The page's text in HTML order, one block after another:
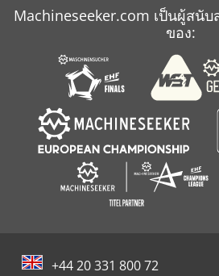
Machineseeker.com เป็นผู้สนั
ของ:
+44 20 331 800 72